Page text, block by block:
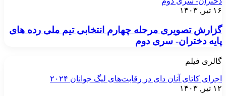
۱۶ تیر, ۱۴۰۳
گزارش تصویری مرحله چهارم انتخابی تیم ملی رده های
پایه دختران- سری دوم
گالری فیلم
اجرای کاتای آنان دای در رقابت‌های لیگ جوانان ۲۰۲۴
۱۲ تیر, ۱۴۰۳